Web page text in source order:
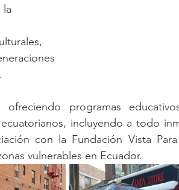
la
programas
incluyendo a todo
con la Fundación Vista
vulnerables en Ecuador.